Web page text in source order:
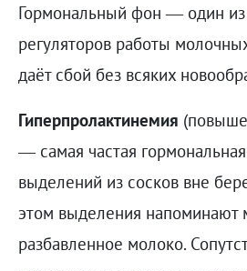
Гормональный фон — один из
регуляторов работы
даёт сбой без всяких
Гиперпролактинемия
— самая частая
выделений из сосков вне
этом выделения напоминают
разбавленное молоко.